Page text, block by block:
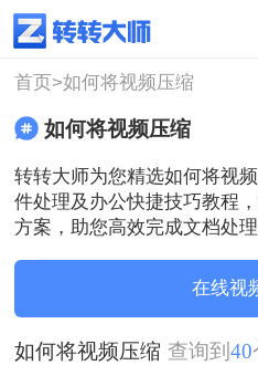
使用技巧
首页>如何将视频压缩
如何将视频压缩
转转大师为您精选如何将视
件处理及办公快捷技巧教程
方案，助您高效完成文档处理
在线视
如何将视频压缩 查询到40